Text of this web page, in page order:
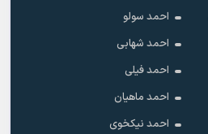
احمد سولو
احمد شهابی
احمد فیلی
احمد ماهیان
احمد نیکخوی